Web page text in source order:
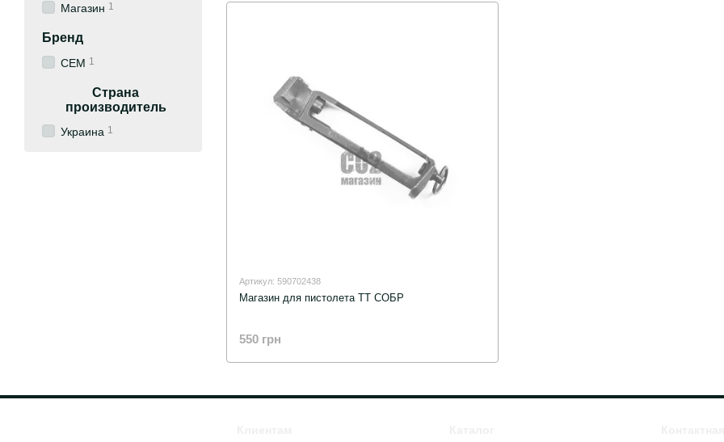
Артикул: 590702438
Магазин для пистолета ТТ СОБР
550 грн
Магазин 1
Бренд
СЕМ 1
Страна
производитель
Украина 1